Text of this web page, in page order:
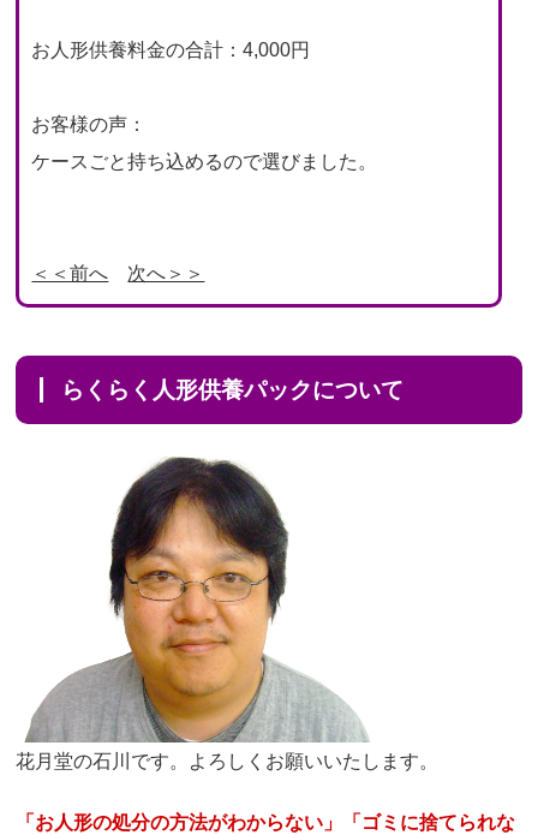
お人形供養料金の合計：4,000円
お客様の声：
ケースごと持ち込めるので選びました。
＜＜前へ 次へ＞＞
らくらく人形供養パックについて
花月堂の石川です。よろしくお願いいたします。
「お人形の処分の方法がわからない」「ゴミに捨てられな